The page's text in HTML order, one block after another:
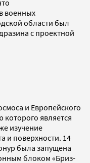
военных
области был
с проектной
и Европейского
которого является
изучение
и поверхности. 14
была запущена
блоком «Бриз-